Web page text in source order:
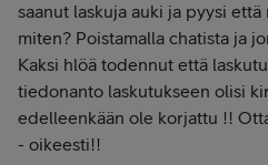
saanut laskuja auki ja pyysi
miten? Poistamalla chatista ja
Kaksi hlöä todennut että
tiedonanto laskutukseen olisi
edelleenkään ole korjattu !!
- oikeesti!!